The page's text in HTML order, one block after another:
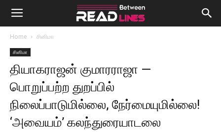
Home சினிமா
சினிமா
தியாகராஜன் குமாரராஜா —
பொறுப்பற்ற துறப்பில்
நிலைப்பாடுமில்லை, நேர்மையுமில்லை!
‘அவையம்’ கலந்துரையாடலை